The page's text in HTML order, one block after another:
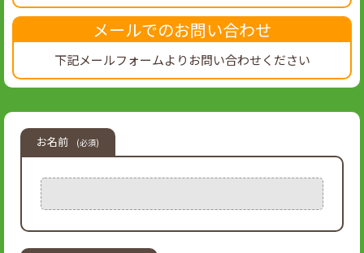
メールでのお問い合わせ
下記メールフォームよりお問い合わせください
お名前 (必須)